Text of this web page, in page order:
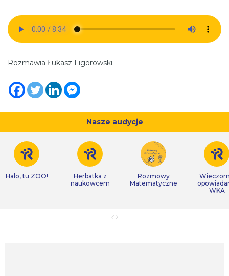
Rozmawia Łukasz Ligorowski.
Nasze audycje
Halo, tu ZOO!
Herbatka z
naukowcem
Rozmowy
Matematyczne
WKA